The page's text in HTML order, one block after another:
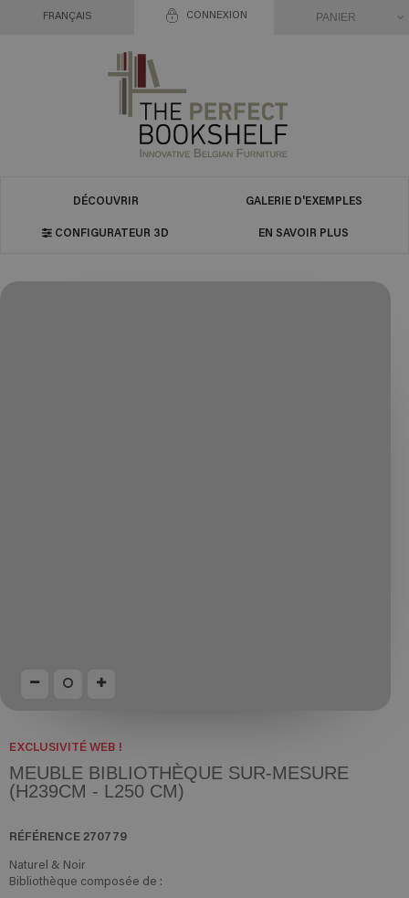
CONNEXION
FRANÇAIS PANIER
DÉCOUVRIR GALERIE D'EXEMPLES
CONFIGURATEUR 3D EN SAVOIR PLUS
EXCLUSIVITÉ WEB !
MEUBLE BIBLIOTHÈQUE SUR-MESURE
(H239CM - L250 CM)
RÉFÉRENCE270779
Naturel & Noir
Bibliothèque composée de :